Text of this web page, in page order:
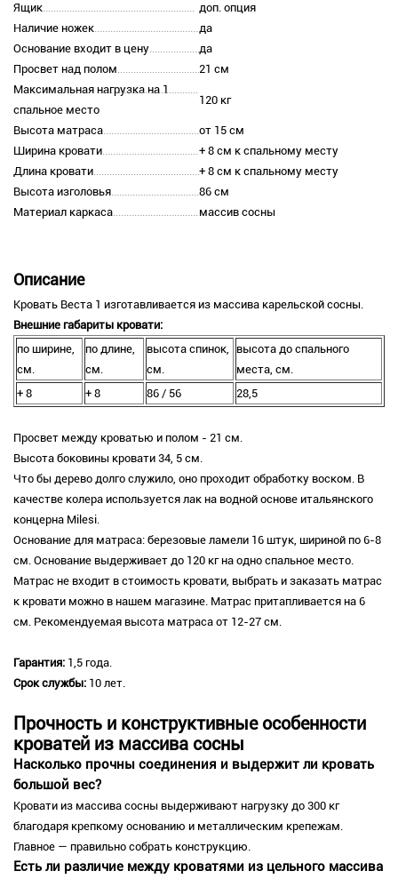
Ящик
доп. опция
Наличие ножек
да
Основание входит в цену
да
Просвет над полом
21 см
Максимальная нагрузка на 1
спальное место
120 кг
Высота матраса
от 15 см
Ширина кровати
+ 8 см к спальному месту
Длина кровати
+ 8 см к спальному месту
Высота изголовья
86 см
Материал каркаса
массив сосны
Описание
Кровать Веста 1 изготавливается из массива карельской сосны.
Внешние габариты кровати:
по ширине,
см.
по длине,
см.
высота спинок,
см.
высота до спального
места, см.
+ 8
+ 8 86 / 56 28,5
Просвет между кроватью и полом - 21 см.
Высота боковины кровати 34, 5 см.
Что бы дерево долго служило, оно проходит обработку воском. В
качестве колера используется лак на водной основе итальянского
концерна Milesi.
Основание для матраса: березовые ламели 16 штук, шириной по 6-8
см. Основание выдерживает до 120 кг на одно спальное место.
Матрас не входит в стоимость кровати, выбрать и заказать матрас
к кровати можно в нашем магазине. Матрас притапливается на 6
см. Рекомендуемая высота матраса от 12-27 см.
Гарантия: 1,5 года.
Срок службы: 10 лет.
Прочность и конструктивные особенности
кроватей из массива сосны
Насколько прочны соединения и выдержит ли кровать
большой вес?
Кровати из массива сосны выдерживают нагрузку до 300 кг
благодаря крепкому основанию и металлическим крепежам.
Главное — правильно собрать конструкцию.
Есть ли различие между кроватями из цельного массива